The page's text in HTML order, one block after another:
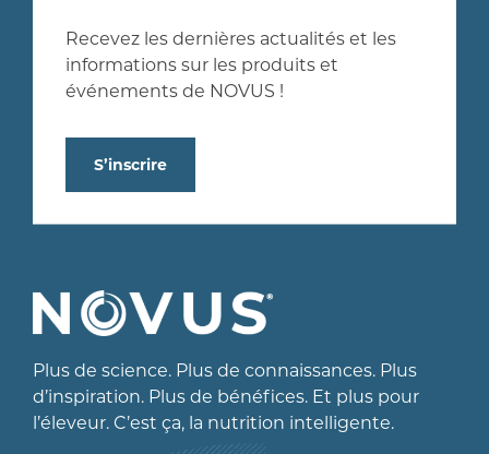
Recevez les dernières actualités et les
informations sur les produits et
événements de NOVUS !
S’inscrire
Plus de science. Plus de connaissances. Plus
d’inspiration. Plus de bénéfices. Et plus pour
l’éleveur. C’est ça, la nutrition intelligente.